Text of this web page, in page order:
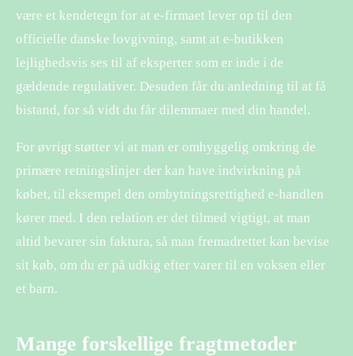
være et kendetegn for at e-firmaet lever op til den
officielle danske lovgivning, samt at e-butikken
lejlighedsvis ses til af eksperter som er inde i de
gældende regulativer. Desuden får du anledning til at få
bistand, for så vidt du får dilemmaer med din handel.
For øvrigt støtter vi at man er omhyggelig omkring de
primære retningslinjer der kan have indvirkning på
købet, til eksempel den ombytningsrettighed e-handlen
kører med. I den relation er det tilmed vigtigt, at man
altid bevarer sin faktura, så man fremadrettet kan bevise
sit køb, om du er på udkig efter varer til en voksen eller
et barn.
Mange forskellige fragtmetoder